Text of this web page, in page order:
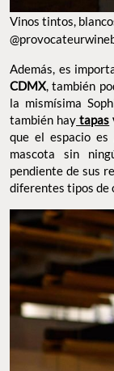
Vinos tintos,
Además, es
CDMX, también
la mismísima
también hay tapas
que el espacio es
mascota sin
pendiente de sus
diferentes tipos de